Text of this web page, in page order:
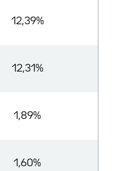
12,39%
12,31%
1,89%
1,60%